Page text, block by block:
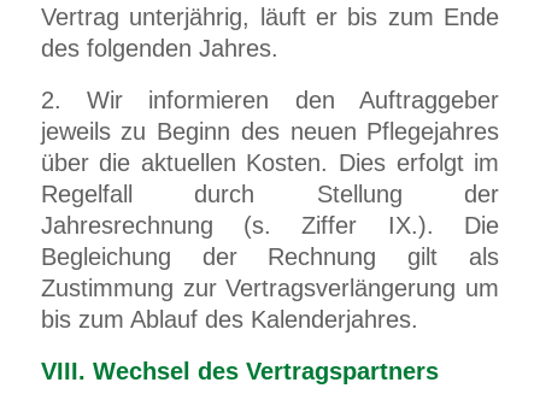
Vertrag unterjährig, läuft er bis zum Ende
des folgenden Jahres.
2. Wir informieren den Auftraggeber
jeweils zu Beginn des neuen Pflegejahres
über die aktuellen Kosten. Dies erfolgt im
Regelfall durch Stellung der
Jahresrechnung (s. Ziffer IX.). Die
Begleichung der Rechnung gilt als
Zustimmung zur Vertragsverlängerung um
bis zum Ablauf des Kalenderjahres.
VIII. Wechsel des Vertragspartners